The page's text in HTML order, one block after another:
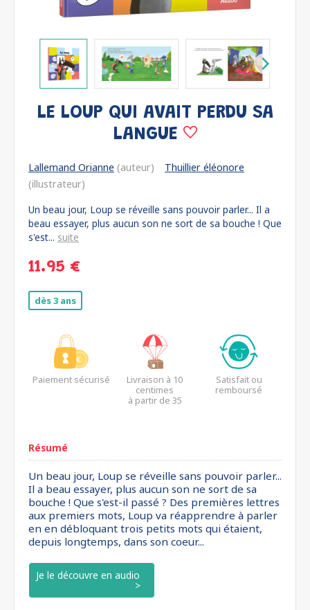
LE LOUP QUI AVAIT PERDU SA
LANGUE
Lallemand Orianne (auteur)
Thuillier éléonore
(illustrateur)
Un beau jour, Loup se réveille sans pouvoir parler... Il a
beau essayer, plus aucun son ne sort de sa bouche ! Que
s'est... suite
11.95 €
dès 3 ans
Paiement sécurisé
Livraison à 10
centimes
à partir de 35
Satisfait ou
remboursé
Résumé
Un beau jour, Loup se réveille sans pouvoir parler...
Il a beau essayer, plus aucun son ne sort de sa
bouche ! Que s'est-il passé ? Des premières lettres
aux premiers mots, Loup va réapprendre à parler
en en débloquant trois petits mots qui étaient,
depuis longtemps, dans son coeur...
Je le découvre en audio